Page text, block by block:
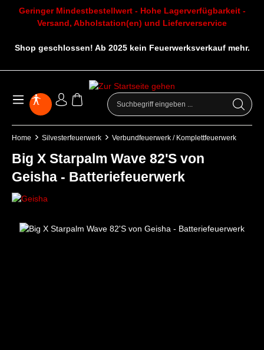
Geringer Mindestbestellwert - Hohe Lagerverfügbarkeit -
Versand, Abholstation(en) und Lieferverservice
Shop geschlossen! Ab 2025 kein Feuerwerksverkauf mehr.
Home Silvesterfeuerwerk Verbundfeuerwerk / Komplettfeuerwerk
Big X Starpalm Wave 82'S von
Geisha - Batteriefeuerwerk